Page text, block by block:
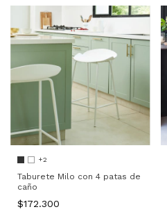
+2
Taburete Milo con 4 patas de
caño
$172.300